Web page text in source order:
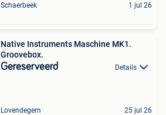
Schaerbeek 1 jul 26
Native Instruments Maschine MK1.
Groovebox.
Gereserveerd Details
Lovendegem 25 jul 26